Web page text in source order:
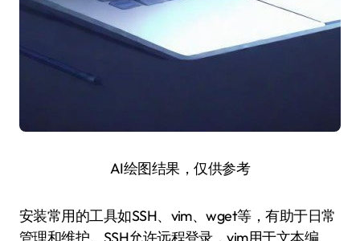
AI绘图结果，仅供参考
安装常用的工具如SSH、vim、wget等，有助于日常